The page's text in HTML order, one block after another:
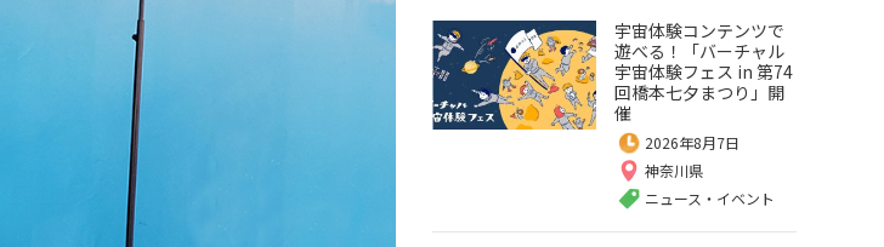
宇宙体験コンテンツで
遊べる！「バーチャル
宇宙体験フェス in 第74
回橋本七夕まつり」開
催
2026年8月7日
神奈川県
ニュース・イベント